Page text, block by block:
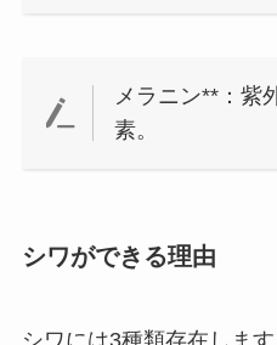
メラニン**：紫
素。
シワができる理由